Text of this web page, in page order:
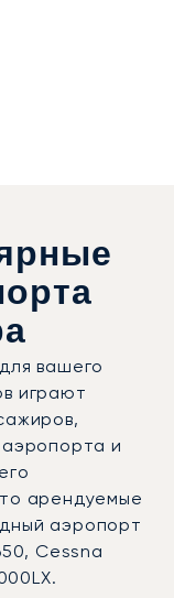
вашего
играют
и
арендуемые
аэропорт
Cessna